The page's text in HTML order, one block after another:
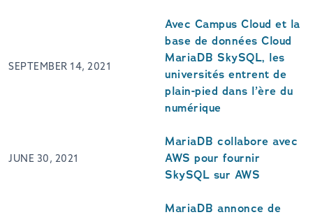
SEPTEMBER 14, 2021
Avec Campus Cloud et la
base de données Cloud
MariaDB SkySQL, les
universités entrent de
plain-pied dans l’ère du
numérique
JUNE 30, 2021
MariaDB collabore avec
AWS pour fournir
SkySQL sur AWS
MariaDB annonce de